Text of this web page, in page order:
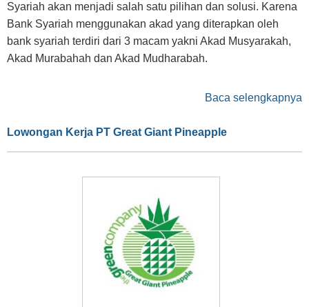
Syariah akan menjadi salah satu pilihan dan solusi. Karena
Bank Syariah menggunakan akad yang diterapkan oleh
bank syariah terdiri dari 3 macam yakni Akad Musyarakah,
Akad Murabahah dan Akad Mudharabah.
Baca selengkapnya
Lowongan Kerja PT Great Giant Pineapple